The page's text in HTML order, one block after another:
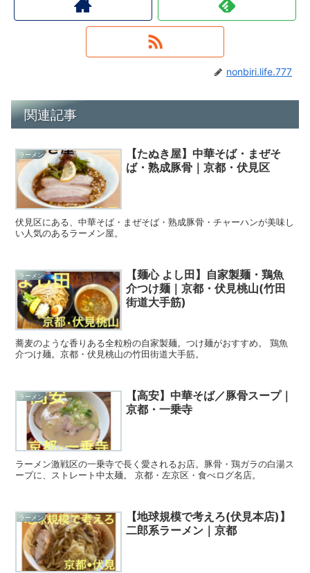
nonbiri.life.777
関連記事
ラーメン
【たぬき屋】中華そば・まぜそ
ば・熟成豚骨｜京都・伏見区
伏見区にある、中華そば・まぜそば・熟成豚骨・チャーハンが美味し
い人気のあるラーメン屋。
ラーメン
【麺心 よし田】自家製麺・鶏魚
介つけ麺｜京都・伏見桃山(竹田
街道大手筋)
蕎麦のような香りある全粒粉の自家製麺。つけ麺がおすすめ。 鶏魚
介つけ麺。京都・伏見桃山の竹田街道大手筋。
ラーメン
【高安】中華そば／豚骨スープ｜
京都・一乗寺
ラーメン激戦区の一乗寺で長く愛されるお店。豚骨・鶏ガラの白湯ス
ープに、ストレート中太麺。 京都・左京区・食べログ名店。
ラーメン
【地球規模で考えろ(伏見本店)】
二郎系ラーメン｜京都